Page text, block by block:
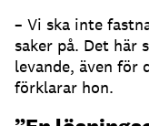
– Vi ska inte
saker på. Det här
levande, även för
förklarar hon.